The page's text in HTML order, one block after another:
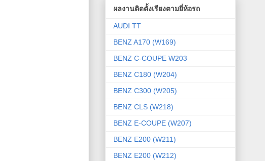
ผลงานติดตั้งเรียงตามยี่ห้อรถ
AUDI TT
BENZ A170 (W169)
BENZ C-COUPE W203
BENZ C180 (W204)
BENZ C300 (W205)
BENZ CLS (W218)
BENZ E-COUPE (W207)
BENZ E200 (W211)
BENZ E200 (W212)